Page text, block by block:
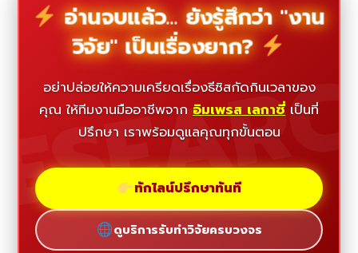
อ่านจบแล้ว... ยังรู้สึกว่า "งาน
วิจัย" เป็นเรื่องยาก?
อย่าปล่อยให้ความเครียดเรื่องธีซิสกัดกินเวลาของ
คุณ ให้ทีมงานมืออาชีพจาก อิมเพรส เลกาซี่ เป็นที่
ปรึกษา เราพร้อมดูแลคุณทุกขั้นตอน
ทักไลน์ปรึกษาทันที
ดูบริการรับทำวิจัยครบวงจร